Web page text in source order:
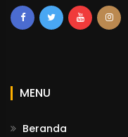
MENU
Beranda